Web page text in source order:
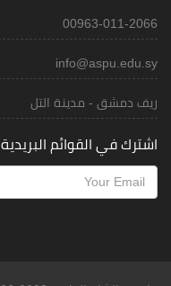
00963-011-2066
info@aspu.edu.sy
ريف دمشق - مدينة التل
اشترك في القوائم البريدية